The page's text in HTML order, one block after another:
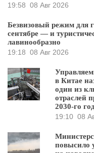
19:58 08 Авг 2026
Безвизовый режим для
сентябре — и
лавинообразно
19:18 08 Авг 2026
в Китае
один из
отраслей
2030-го
19:10 08
повысило